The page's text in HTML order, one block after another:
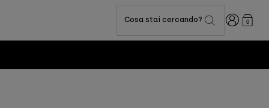
Cosa stai cercando? Accedi0